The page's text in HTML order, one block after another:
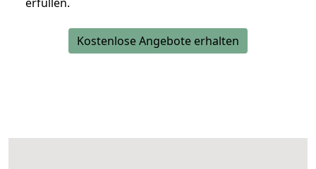
Kostenlose Angebote erhalten